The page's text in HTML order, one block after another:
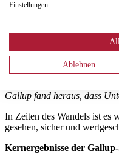
McKinsey zeigt, dass nur
Wie schaffen es
sicher durch die
Widerstände proaktiv
Gallup fand heraus, dass
In Zeiten des Wandels ist es
gesehen, sicher und
Kernergebnisse der
Einstellungen.
Ablehnen